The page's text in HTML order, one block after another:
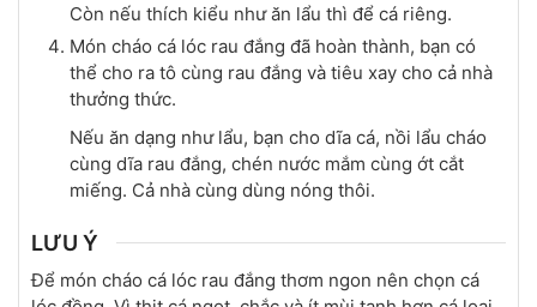
Còn nếu thích kiểu như ăn lẩu thì để cá riêng.
Món cháo cá lóc rau đắng đã hoàn thành, bạn có
thể cho ra tô cùng rau đắng và tiêu xay cho cả nhà
thưởng thức.
Nếu ăn dạng như lẩu, bạn cho dĩa cá, nồi lẩu cháo
cùng dĩa rau đắng, chén nước mắm cùng ớt cắt
miếng. Cả nhà cùng dùng nóng thôi.
LƯU Ý
Để món cháo cá lóc rau đắng thơm ngon nên chọn cá